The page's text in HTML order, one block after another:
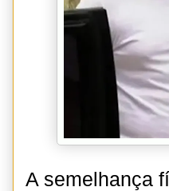
A semelhança